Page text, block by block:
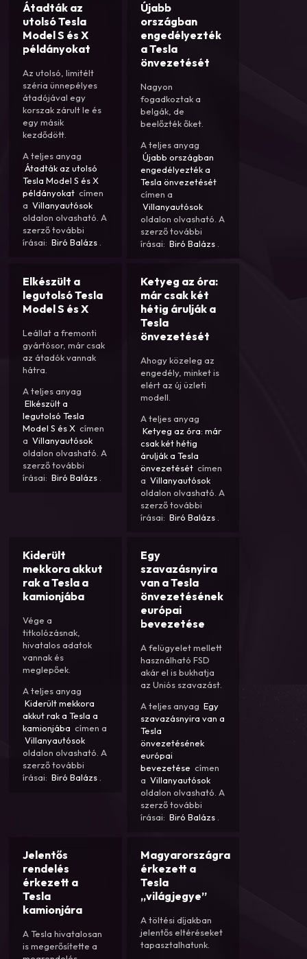
Átadták az
utolsó Tesla
Model S és X
példányokat
Az utolsó, limitélt
széria ünnepélyes
átadójával egy
korszak zárult le és
egy másik
kezdődött.
A teljes anyag
Átadták az utolsó
Tesla Model S és X
példányokat címen
a Villanyautósok
oldalon olvasható. A
szerző további
írásai: Biró Balázs .
Újabb
országban
engedélyezték
a Tesla
önvezetését
Nagyon
fogadkoztak a
belgák, de
beelőzték őket.
A teljes anyag
Újabb országban
engedélyezték a
Tesla önvezetését
címen a
Villanyautósok
oldalon olvasható. A
szerző további
írásai: Biró Balázs .
Elkészült a
legutolsó Tesla
Model S és X
Leállat a fremonti
gyártósor, már csak
az átadók vannak
hátra.
A teljes anyag
Elkészült a
legutolsó Tesla
Model S és X címen
a Villanyautósok
oldalon olvasható. A
szerző további
írásai: Biró Balázs .
Ketyeg az óra:
már csak két
hétig árulják a
Tesla
önvezetését
Ahogy közeleg az
engedély, minket is
elért az új üzleti
modell.
A teljes anyag
Ketyeg az óra: már
csak két hétig
árulják a Tesla
önvezetését címen
a Villanyautósok
oldalon olvasható. A
szerző további
írásai: Biró Balázs .
Kiderült
mekkora akkut
rak a Tesla a
kamionjába
Vége a
titkolózásnak,
hivatalos adatok
vannak és
meglepőek.
A teljes anyag
Kiderült mekkora
akkut rak a Tesla a
kamionjába címen a
Villanyautósok
oldalon olvasható. A
szerző további
írásai: Biró Balázs .
Egy
szavazásnyira
van a Tesla
önvezetésének
európai
bevezetése
A felügyelet mellett
használható FSD
akár el is bukhatja
az Uniós szavazást.
A teljes anyag Egy
szavazásnyira van a
Tesla
önvezetésének
európai
bevezetése címen
a Villanyautósok
oldalon olvasható. A
szerző további
írásai: Biró Balázs .
Jelentős
rendelés
érkezett a
Tesla
kamionjára
A Tesla hivatalosan
is megerősítette a
Magyarországra
érkezett a
Tesla
„világjegye”
A töltési díjakban
jelentős eltéréseket
tapasztalhatunk.